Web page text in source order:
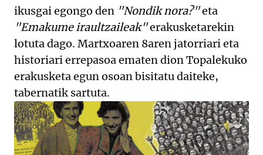
ikusgai egongo den "Nondik nora?"eta
"Emakume iraultzaileak"erakusketarekin
lotuta dago. Martxoaren 8aren jatorriari eta
historiari errepasoa ematen dion Topalekuko
erakusketa egun osoan bisitatu daiteke,
tabernatik sartuta.